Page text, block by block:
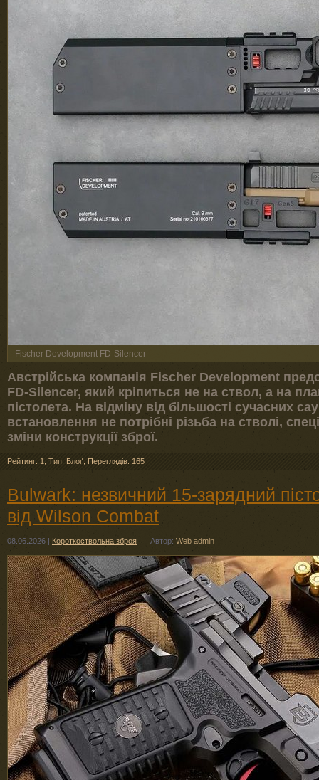
Fischer Development FD-Silencer
Австрійська компанія Fischer Development
FD-Silencer, який кріпиться не на ствол, а на
пістолета. На відміну від більшості сучасних
встановлення не потрібні різьба на стволі,
зміни конструкції зброї.
Рейтинг: 1 Тип: Блоґ Переглядів: 165
Bulwark: незвичний 15-зарядний
від Wilson Combat
08.06.2026 | Короткоствольна зброя | Автор: Web admin